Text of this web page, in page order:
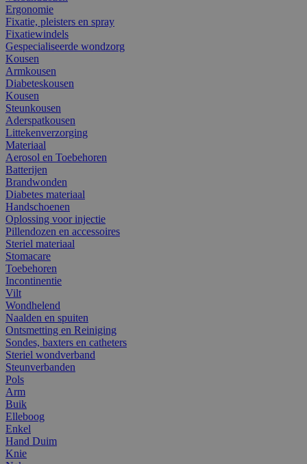
Ergonomie
Fixatie, pleisters en spray
Fixatiewindels
Gespecialiseerde wondzorg
Kousen
Armkousen
Diabeteskousen
Kousen
Steunkousen
Aderspatkousen
Littekenverzorging
Materiaal
Aerosol en Toebehoren
Batterijen
Brandwonden
Diabetes materiaal
Handschoenen
Oplossing voor injectie
Pillendozen en accessoires
Steriel materiaal
Stomacare
Toebehoren
Incontinentie
Vilt
Wondhelend
Naalden en spuiten
Ontsmetting en Reiniging
Sondes, baxters en catheters
Steriel wondverband
Steunverbanden
Pols
Arm
Buik
Elleboog
Enkel
Hand Duim
Knie